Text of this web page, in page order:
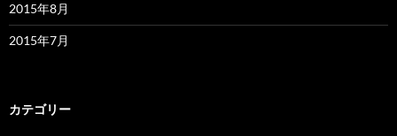
2015年8月
2015年7月
カテゴリー